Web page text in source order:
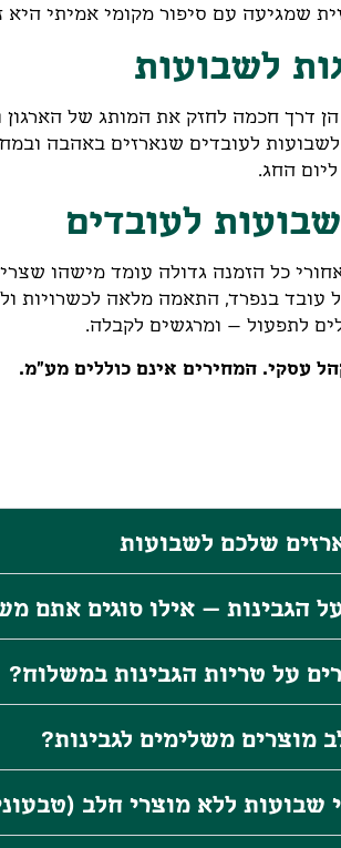
שמגיעה עם סיפור מקומי אמיתי היא
לשבועות
דרך חכמה לחזק את המותג של
לעובדים שנארזים באהבה
החג.
לעובדים
כל הזמנה גדולה עומד מישהו
עובד בנפרד, התאמה מלאה לכשרויות
לתפעול – ומרגשים לקבלה.
עסקי. המחירים אינם כוללים מע"מ.
שלכם לשבועות
הגבינות – אילו סוגים אתם
על טריות הגבינות במשלוח?
מוצרים משלימים לגבינות?
שבועות ללא מוצרי חלב